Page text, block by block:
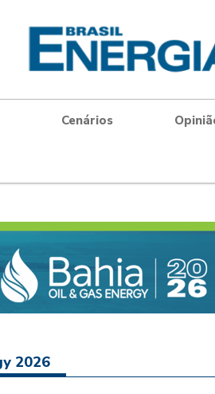
Cenários
2026